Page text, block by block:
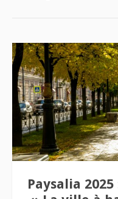
Paysalia 2025